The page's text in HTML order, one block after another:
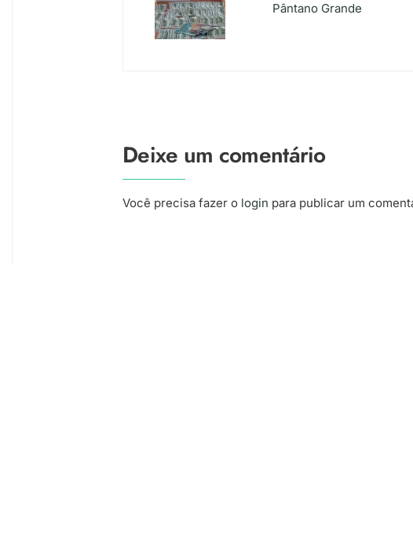
Pântano Grande
Deixe um comentário
Você precisa fazer o login para publicar um